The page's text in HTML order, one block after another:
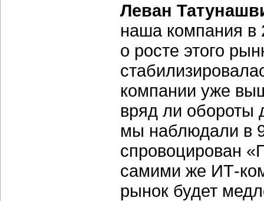
Леван
наша компания в
о росте этого
компании уже
вряд ли обороты
мы наблюдали в
спровоцирован
самими же ИТ-
рынок будет